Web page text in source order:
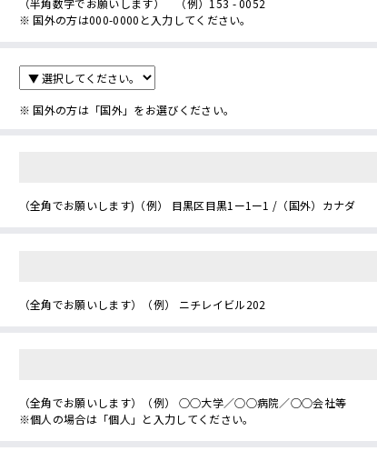
（半角数字でお願いします） （例）153 - 0052
※ 国外の方は000-0000と入力してください。
※ 国外の方は「国外」をお選びください。
（全角でお願いします)（例） 目黒区目黒1ー1ー1 /（国外）カナダ
（全角でお願いします）（例） ニチレイビル202
（全角でお願いします）（例） ○○大学／○○病院／○○会社等
※個人の場合は「個人」と入力してください。